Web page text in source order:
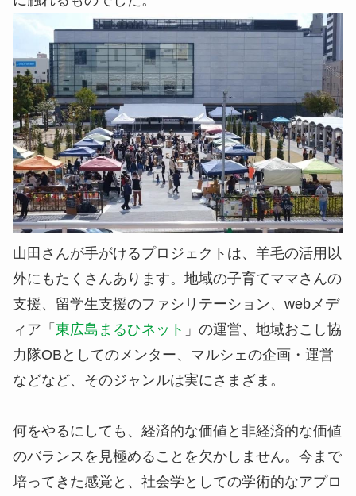
山田さんが手がけるプロジェクトは、羊毛の活用以
外にもたくさんあります。地域の子育てママさんの
支援、留学生支援のファシリテーション、webメデ
ィア「 東広島まるひネット 」の運営、地域おこし協
力隊OBとしてのメンター、マルシェの企画・運営
などなど、そのジャンルは実にさまざま。